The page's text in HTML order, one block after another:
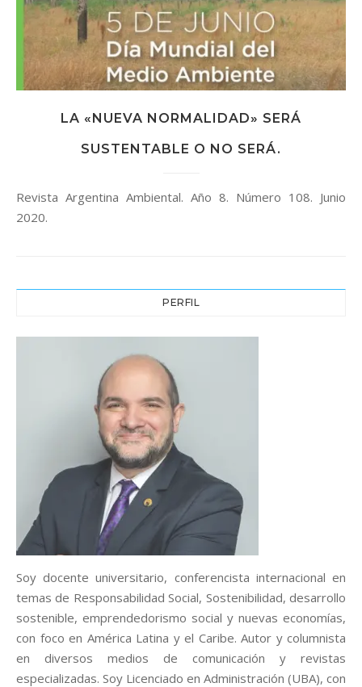
LA «NUEVA NORMALIDAD» SERÁ
SUSTENTABLE O NO SERÁ.
Revista Argentina Ambiental. Año 8. Número 108. Junio
2020.
PERFIL
Soy docente universitario, conferencista internacional en
temas de Responsabilidad Social, Sostenibilidad, desarrollo
sostenible, emprendedorismo social y nuevas economías,
con foco en América Latina y el Caribe. Autor y columnista
en diversos medios de comunicación y revistas
especializadas. Soy Licenciado en Administración (UBA), con